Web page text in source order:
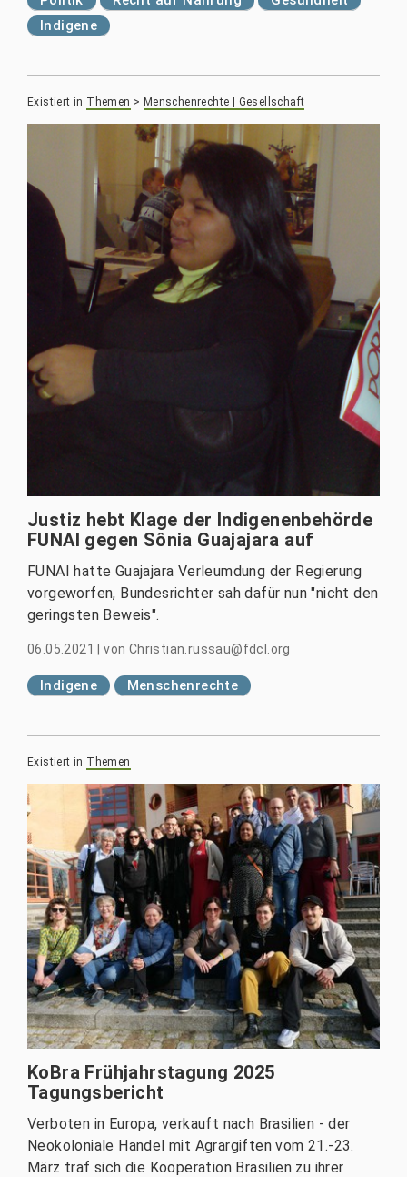
Indigene
Existiert in Themen > Menschenrechte | Gesellschaft
Justiz hebt Klage der Indigenenbehörde
FUNAI gegen Sônia Guajajara auf
FUNAI hatte Guajajara Verleumdung der Regierung
vorgeworfen, Bundesrichter sah dafür nun "nicht den
geringsten Beweis".
06.05.2021|von Christian.russau@fdcl.org
Indigene Menschenrechte
Existiert in Themen
KoBra Frühjahrstagung 2025
Tagungsbericht
Verboten in Europa, verkauft nach Brasilien - der
Neokoloniale Handel mit Agrargiften vom 21.-23.
März traf sich die Kooperation Brasilien zu ihrer